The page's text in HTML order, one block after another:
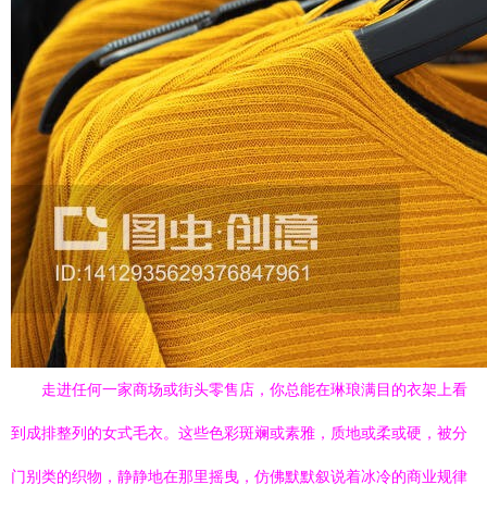
走进任何一家商场或街头零售店，你总能在琳琅满目的衣架上看
到成排整列的女式毛衣。这些色彩斑斓或素雅，质地或柔或硬，被分
门别类的织物，静静地在那里摇曳，仿佛默默叙说着冰冷的商业规律